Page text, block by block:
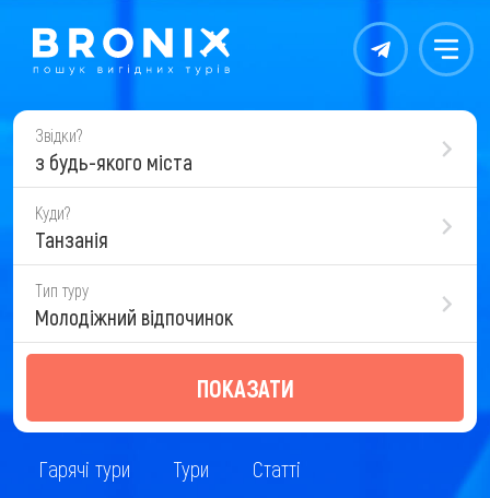
Контакты Меню
Звідки?
з будь-якого міста
Куди?
Танзанія
Тип туру
Молодіжний відпочинок
ПОКАЗАТИ
Гарячі тури Тури Статті